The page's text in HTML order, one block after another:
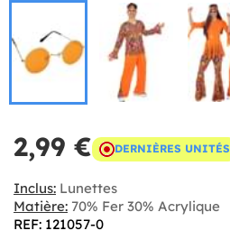
2,99 € DERNIÈRES UNITÉS
Inclus: Lunettes
Matière: 70% Fer 30% Acrylique
REF: 121057-0